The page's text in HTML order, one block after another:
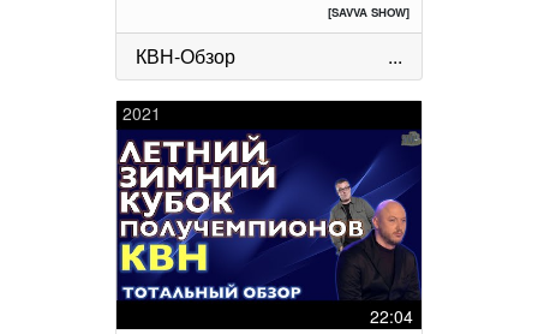
[SAVVA SHOW]
КВН-Обзор ...
2021
22:04